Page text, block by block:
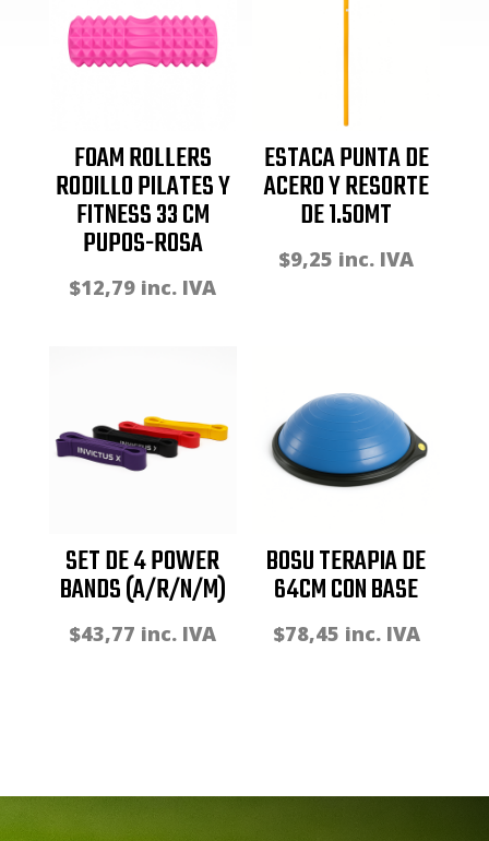
FOAM ROLLERS
RODILLO PILATES Y
FITNESS 33 CM
PUPOS-ROSA
$12,79 inc. IVA
ESTACA PUNTA DE
ACERO Y RESORTE
DE 1.50MT
$9,25 inc. IVA
SET DE 4 POWER
BANDS (A/R/N/M)
$43,77 inc. IVA
BOSU TERAPIA DE
64CM CON BASE
$78,45 inc. IVA